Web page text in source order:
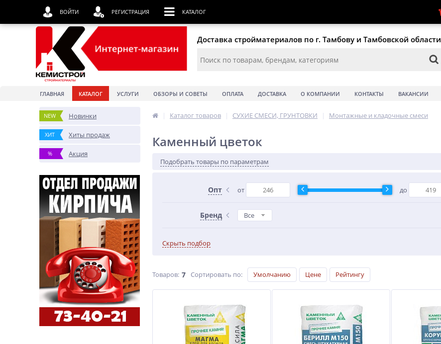
Доставка стройматериалов по г. Тамбову и Тамбовской области
ГЛАВНАЯ КАТАЛОГ УСЛУГИ ОБЗОРЫ И СОВЕТЫ ОПЛАТА ДОСТАВКА О КОМПАНИИ КОНТАКТЫ ВАКАНСИИ
NEW Новинки
ХИТ Хиты продаж
% Акция
| Каталог товаров | СУХИЕ СМЕСИ, ГРУНТОВКИ | Монтажные и кладочные смеси
Каменный цветок
Подобрать товары по параметрам
Опт от до
Бренд Все
Скрыть подбор
Товаров: 7 Сортировать по: Умолчанию Цене Рейтингу
ВОЙТИ РЕГИСТРАЦИЯ КАТАЛОГ